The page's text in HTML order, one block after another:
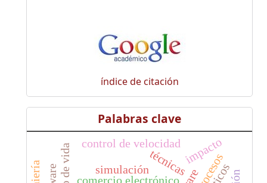
índice de citación
Palabras clave
comercio electrónico
técnicasimpacto
control de velocidad
simulación